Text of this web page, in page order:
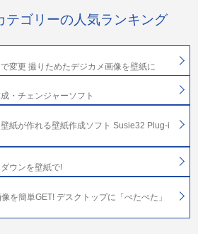
テゴリーの人気ランキング
変更 撮りためたデジカメ画像を壁紙に
・チェンジャーソフト
紙が作れる壁紙作成ソフト Susie32 Plug-i
ウンを壁紙で!
を簡単GET! デスクトップに「ぺたぺた」